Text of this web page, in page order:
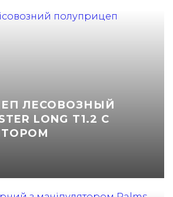
ЛЕСОВОЗНЫЙ
LONG T1.2 С